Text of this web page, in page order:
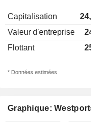
Capitalisation
Valeur d'entreprise
Flottant
* Données estimées
Graphique: